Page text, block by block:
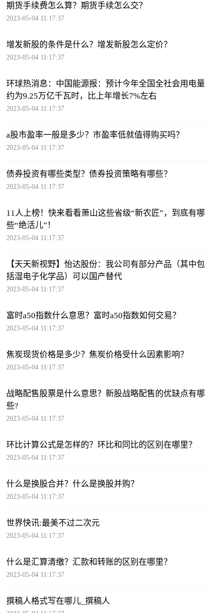
期货手续费怎么算？期货手续怎么交？
2023-05-04 11:17:37
增发新股的条件是什么？增发新股怎么定价？
2023-05-04 11:17:37
环球热消息：中国能源报：预计今年全国全社会用电量
约为9.25万亿千瓦时，比上年增长7%左右
2023-05-04 11:17:37
a股市盈率一般是多少？市盈率低就值得购买吗？
2023-05-04 11:17:37
债券投资有哪些类型？债券投资策略有哪些？
2023-05-04 11:17:37
11人上榜！快来看看萧山这些省级“新农匠”，到底有哪
些“绝活儿”！
2023-05-04 11:17:37
【天天新视野】怡达股份：我公司有部分产品（其中包
括湿电子化学品）可以国产替代
2023-05-04 11:17:37
富时a50指数什么意思？富时a50指数如何交易？
2023-05-04 11:17:37
焦炭现货价格是多少？焦炭价格受什么因素影响？
2023-05-04 11:17:37
战略配售股票是什么意思？新股战略配售的优缺点有哪
些?
2023-05-04 11:17:37
环比计算公式是怎样的？环比和同比的区别在哪里？
2023-05-04 11:17:37
什么是换股合并？什么是换股并购？
2023-05-04 11:17:37
世界快讯:最美不过二次元
2023-05-04 11:17:37
什么是汇算清缴？汇款和转账的区别在哪里？
2023-05-04 11:17:37
撰稿人格式写在哪儿_撰稿人